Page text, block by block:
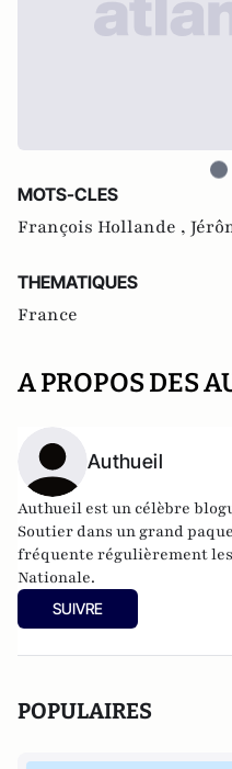
MOTS-CLES
François Hollande ,
THEMATIQUES
France
A PROPOS DES
Authueil
Authueil est un célèbre
Soutier dans un grand
fréquente régulièrement
Nationale.
SUIVRE
POPULAIRES